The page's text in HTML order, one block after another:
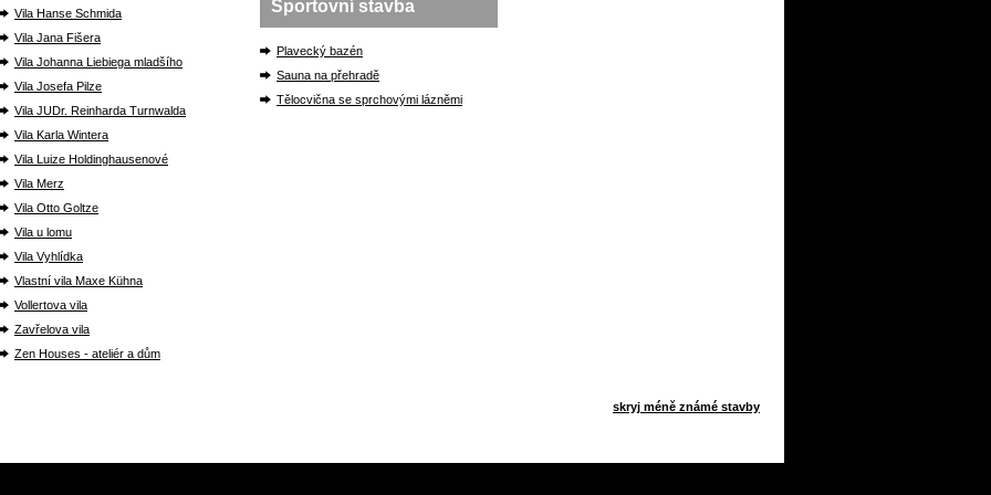
Vila Hanse Schmida
Vila Jana Fišera
Vila Johanna Liebiega mladšího
Vila Josefa Pilze
Vila JUDr. Reinharda Turnwalda
Vila Karla Wintera
Vila Luize Holdinghausenové
Vila Merz
Vila Otto Goltze
Vila u lomu
Vila Vyhlídka
Vlastní vila Maxe Kühna
Vollertova vila
Zavřelova vila
Zen Houses - ateliér a dům
Sportovní stavba
Plavecký bazén
Sauna na přehradě
Tělocvična se sprchovými lázněmi
skryj méně známé stavby